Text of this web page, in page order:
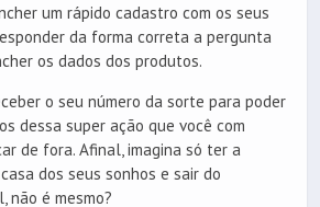
um rápido cadastro com os seus
da forma correta a pergunta
os dados dos produtos.
o seu número da sorte para poder
dessa super ação que você com
de fora. Afinal, imagina só ter a
dos seus sonhos e sair do
não é mesmo?